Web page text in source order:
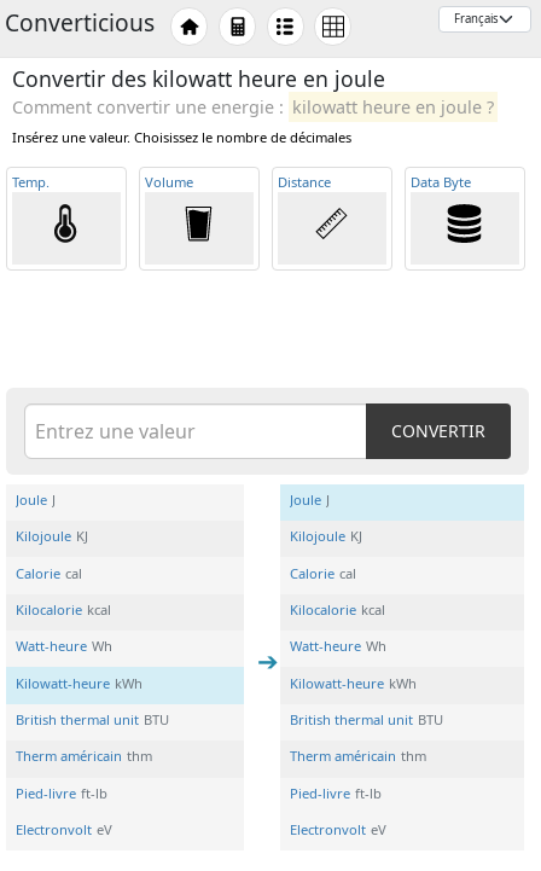
Converticious
Convertir des kilowatt heure en joule
Comment convertir une energie : kilowatt heure en joule ?
Insérez une valeur. Choisissez le nombre de décimales
Temp Volume Distance Data Byte
CONVERTIR
Joule J
Kilojoule KJ
Calorie cal
Kilocalorie kcal
Watt-heure Wh
Kilowatt-heure kWh
British thermal unit BTU
Therm américain thm
Pied-livre ft-lb
Electronvolt eV
Joule J
Kilojoule KJ
Calorie cal
Kilocalorie kcal
Watt-heure Wh
Kilowatt-heure kWh
British thermal unit BTU
Therm américain thm
Pied-livre ft-lb
Electronvolt eV